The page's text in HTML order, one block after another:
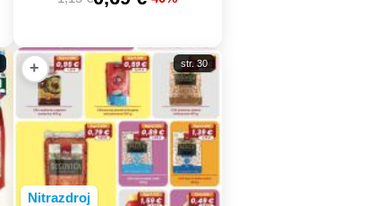
+
Nitrazdroj
str. 30